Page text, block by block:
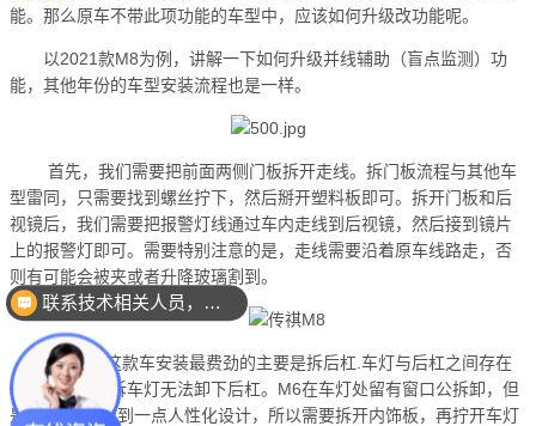
能。那么原车不带此项功能的车型中，应该如何升级改功能呢。
以2021款M8为例，讲解一下如何升级并线辅助（盲点监测）功
能，其他年份的车型安装流程也是一样。
首先，我们需要把前面两侧门板拆开走线。拆门板流程与其他车
型雷同，只需要找到螺丝拧下，然后掰开塑料板即可。拆开门板和后
视镜后，我们需要把报警灯线通过车内走线到后视镜，然后接到镜片
上的报警灯即可。需要特别注意的是，走线需要沿着原车线路走，否
则有可能会被夹或者升降玻璃割到。
传祺M8这款车安装最费劲的主要是拆后杠.车灯与后杠之间存在
暗扣，如果不拆车灯无法卸下后杠。M6在车灯处留有窗口公拆卸，但
是M8却没有做到一点人性化设计，所以需要拆开内饰板，再拧开车灯
联系技术相关人员，我有项目想要沟通下